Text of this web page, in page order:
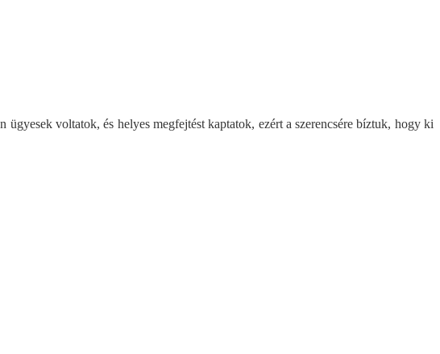
voltatok, és helyes megfejtést kaptatok, ezért a szerencsére bíztuk, hogy ki